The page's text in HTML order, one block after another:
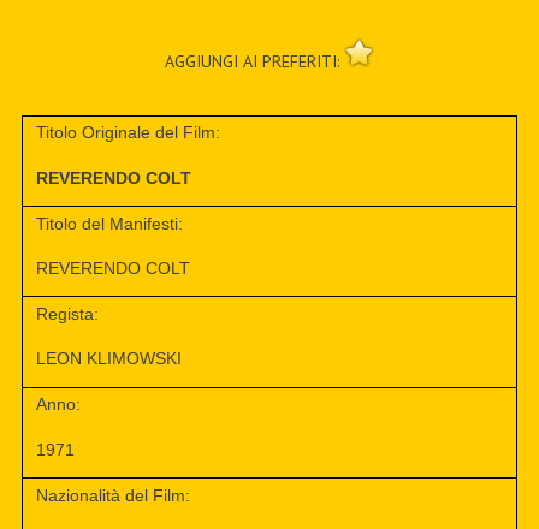
AGGIUNGI AI PREFERITI:
Titolo Originale del Film:
REVERENDO COLT
Titolo del Manifesti:
REVERENDO COLT
Regista:
LEON KLIMOWSKI
Anno:
1971
Nazionalità del Film: